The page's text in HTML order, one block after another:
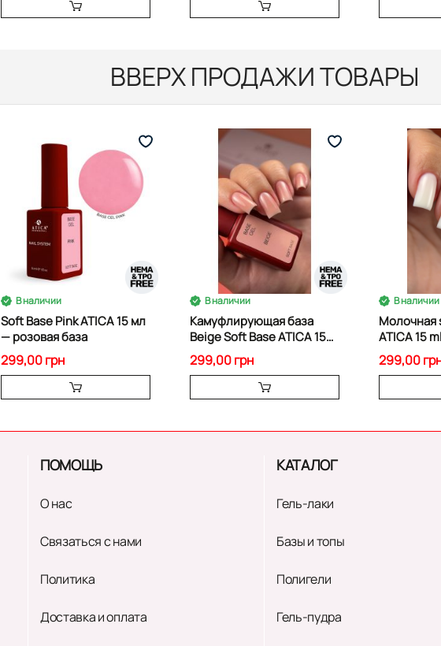
ВВЕРХ ПРОДАЖИ ТОВАРЫ
В наличии
Soft Base Pink ATICA 15 мл
— розовая база
299,00 грн
В наличии
Камуфлирующая база
Beige Soft Base ATICA 15
мл
299,00 грн
В наличии
Молочная
ATICA 15 ml
299,00
ПОМОЩЬ
О нас
Связаться с нами
Политика
Доставка и оплата
КАТАЛОГ
Гель-лаки
Базы и топы
Полигели
Гель-пудра